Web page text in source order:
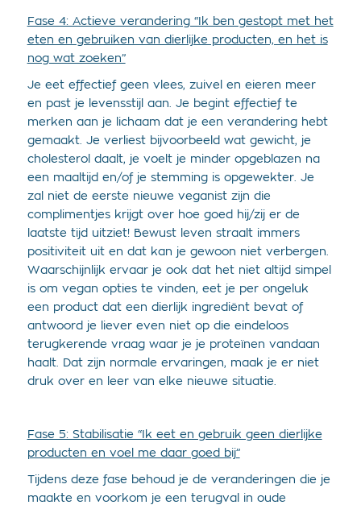
Fase 4: Actieve verandering “Ik ben gestopt met het
eten en gebruiken van dierlijke producten, en het is
nog wat zoeken”
Je eet effectief geen vlees, zuivel en eieren meer
en past je levensstijl aan. Je begint effectief te
merken aan je lichaam dat je een verandering hebt
gemaakt. Je verliest bijvoorbeeld wat gewicht, je
cholesterol daalt, je voelt je minder opgeblazen na
een maaltijd en/of je stemming is opgewekter. Je
zal niet de eerste nieuwe veganist zijn die
complimentjes krijgt over hoe goed hij/zij er de
laatste tijd uitziet! Bewust leven straalt immers
positiviteit uit en dat kan je gewoon niet verbergen.
Waarschijnlijk ervaar je ook dat het niet altijd simpel
is om vegan opties te vinden, eet je per ongeluk
een product dat een dierlijk ingrediënt bevat of
antwoord je liever even niet op die eindeloos
terugkerende vraag waar je je proteïnen vandaan
haalt. Dat zijn normale ervaringen, maak je er niet
druk over en leer van elke nieuwe situatie.
Fase 5: Stabilisatie “Ik eet en gebruik geen dierlijke
producten en voel me daar goed bij”
Tijdens deze fase behoud je de veranderingen die je
maakte en voorkom je een terugval in oude